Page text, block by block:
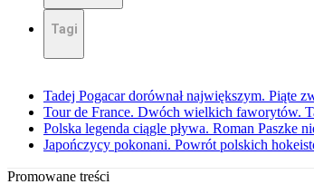
Tagi
Tadej Pogacar dorównał największym. Piąte
Tour de France. Dwóch wielkich faworytów.
Polska legenda ciągle pływa. Roman Paszke
Japończycy pokonani. Powrót polskich
Promowane treści